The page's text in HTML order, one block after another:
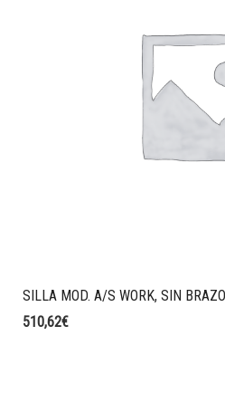
510,62€